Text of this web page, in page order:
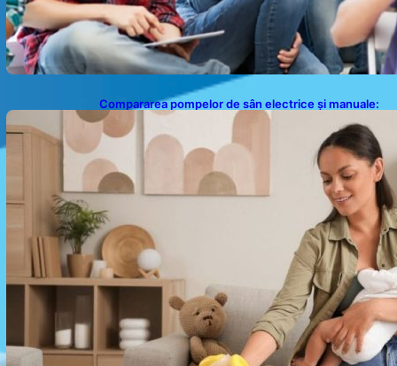
Compararea pompelor de sân electrice și manuale:
Alegerea ideală pentru mamele moderne